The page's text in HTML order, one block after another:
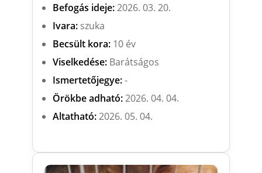
Befogás ideje:2026. 03. 20.
Ivara:szuka
Becsült kora:10 év
Viselkedése:Barátságos
Ismertetőjegye:-
Örökbe adható:2026. 04. 04.
Altatható:2026. 05. 04.